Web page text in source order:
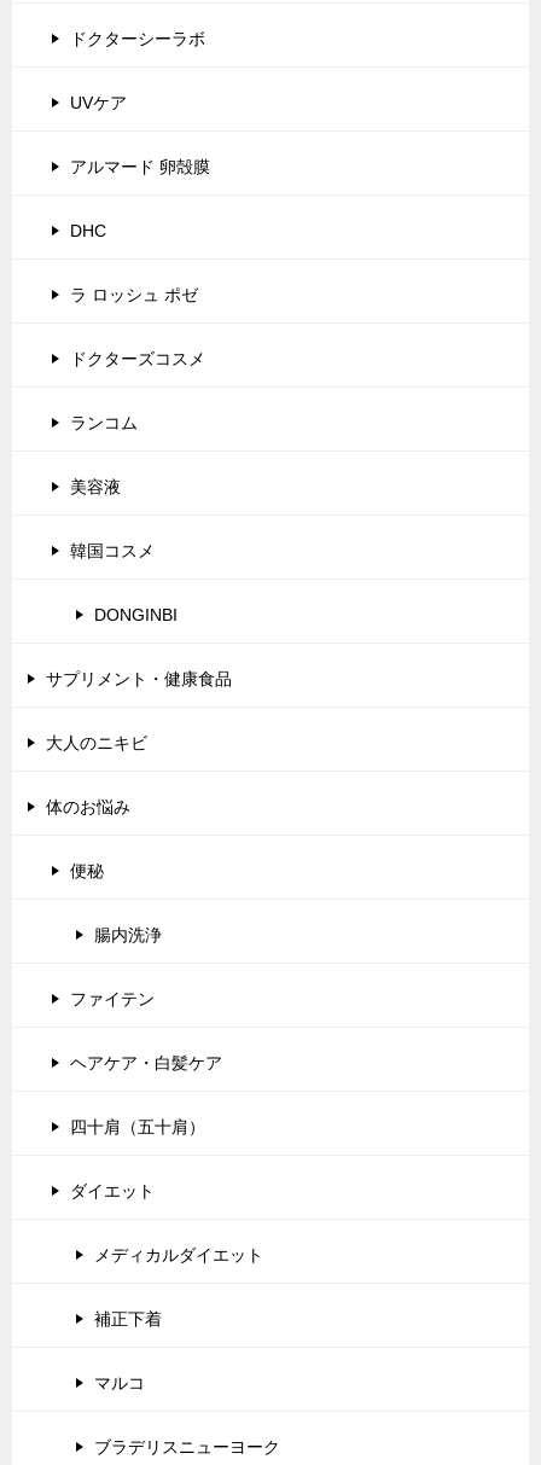
ドクターシーラボ
UVケア
アルマード 卵殻膜
DHC
ラ ロッシュ ポゼ
ドクターズコスメ
ランコム
美容液
韓国コスメ
DONGINBI
サプリメント・健康食品
大人のニキビ
体のお悩み
便秘
腸内洗浄
ファイテン
ヘアケア・白髪ケア
四十肩（五十肩）
ダイエット
メディカルダイエット
補正下着
マルコ
ブラデリスニューヨーク